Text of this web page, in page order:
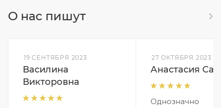
О нас пишут
19 СЕНТЯБРЯ 2023
Василина
Викторовна
27 ОКТЯБРЯ 2023
Анастасия
Однозначно